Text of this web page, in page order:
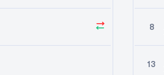
8
13